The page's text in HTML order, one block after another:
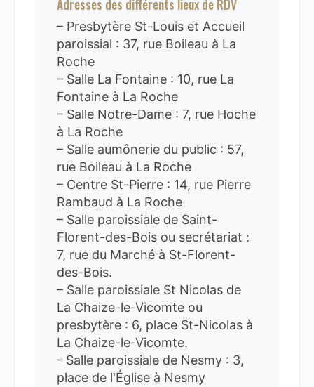
Adresses des différents lieux de RDV
– Presbytère St-Louis et Accueil
paroissial : 37, rue Boileau à La
Roche
– Salle La Fontaine : 10, rue La
Fontaine à La Roche
– Salle Notre-Dame : 7, rue Hoche
à La Roche
– Salle aumônerie du public : 57,
rue Boileau à La Roche
– Centre St-Pierre : 14, rue Pierre
Rambaud à La Roche
– Salle paroissiale de Saint-
Florent-des-Bois ou secrétariat :
7, rue du Marché à St-Florent-
des-Bois.
– Salle paroissiale St Nicolas de
La Chaize-le-Vicomte ou
presbytère : 6, place St-Nicolas à
La Chaize-le-Vicomte.
- Salle paroissiale de Nesmy : 3,
place de l'Église à Nesmy